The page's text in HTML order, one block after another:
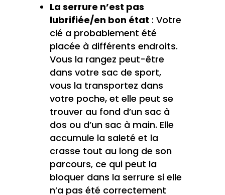
La serrure n’est pas
lubrifiée/en bon état : Votre
clé a probablement été
placée à différents endroits.
Vous la rangez peut-être
dans votre sac de sport,
vous la transportez dans
votre poche, et elle peut se
trouver au fond d’un sac à
dos ou d’un sac à main. Elle
accumule la saleté et la
crasse tout au long de son
parcours, ce qui peut la
bloquer dans la serrure si elle
n’a pas été correctement